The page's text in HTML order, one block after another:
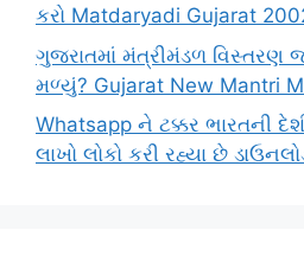
કરો Matdaryadi Gujarat
ગુજરાતમાં મંત્રીમંડળ વિસ્તરણ
મળ્યું? Gujarat New Mantri
Whatsapp ને ટક્કર ભારતની
લાખો લોકો કરી રહ્યા છે